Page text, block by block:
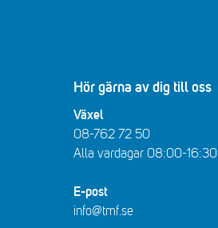
Hör gärna av dig till oss
Växel
08-762 72 50
Alla vardagar 08:00-16:30​​
E-post
info@tmf.se